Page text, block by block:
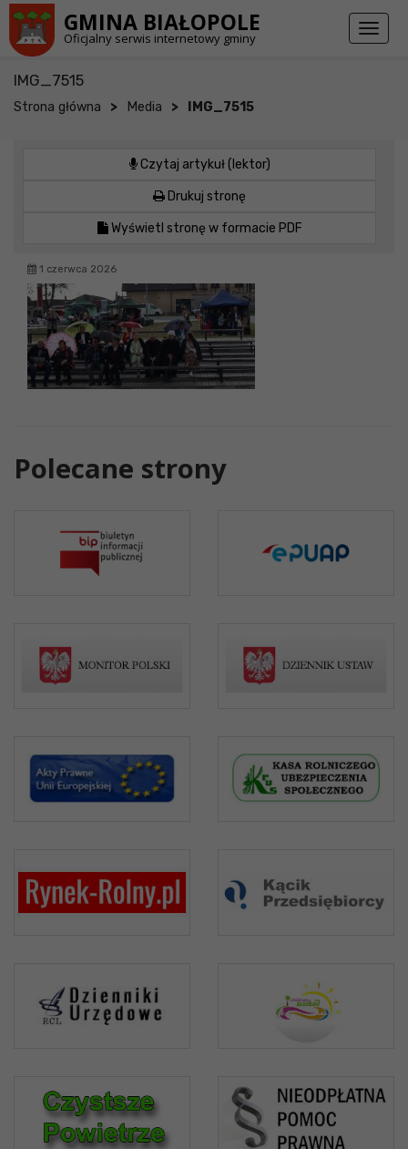
GMINA BIAŁOPOLE
Oficjalny serwis internetowy gminy
Toggle
IMG_7515
Strona główna > Media > IMG_7515
Czytaj artykuł (lektor)
Drukuj stronę
Wyświetl stronę w formacie PDF
1 czerwca 2026
Polecane strony